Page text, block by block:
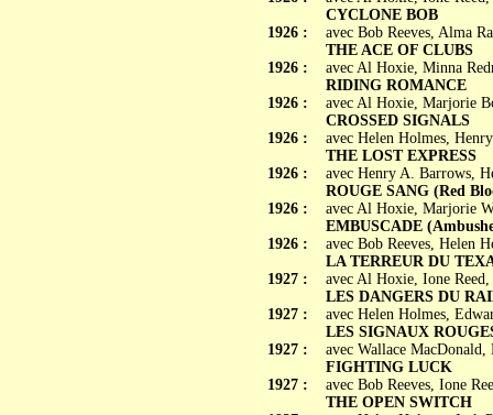
1926 :
1926 :
1926 :
1926 :
1926 :
1926 :
1926 :
1927 :
1927 :
1927 :
1927 :
CYCLONE BOB
avec Bob Reeves, Alma
THE ACE OF CLUBS
avec Al Hoxie, Minna
RIDING ROMANCE
avec Al Hoxie, Marjorie
CROSSED SIGNALS
avec Helen Holmes,
THE LOST EXPRESS
avec Henry A. Barrows,
ROUGE SANG (Red
avec Al Hoxie, Marjorie
EMBUSCADE
avec Bob Reeves, Helen
LA TERREUR DU
avec Al Hoxie, Ione
LES DANGERS DU
avec Helen Holmes,
LES SIGNAUX
avec Wallace
FIGHTING LUCK
avec Bob Reeves, Ione
THE OPEN SWITCH